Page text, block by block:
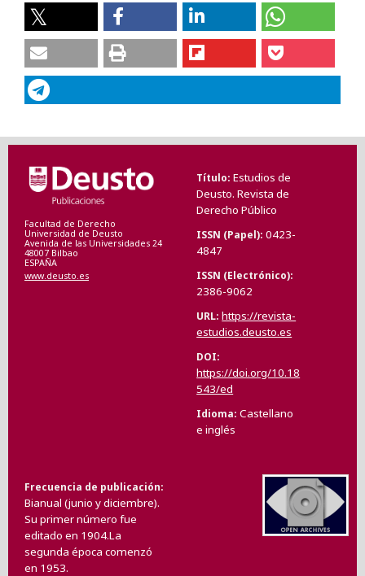
Facultad de Derecho
Universidad de Deusto
Avenida de las Universidades 24
48007 Bilbao
ESPAÑA
www.deusto.es
Título Estudios de
Deusto. Revista de
Derecho Público
ISSN (Papel) 0423-
4847
ISSN (Electrónico)
2386-9062
URL https://revista-
estudios.deusto.es
DOI
https://doi.org/10.18
543/ed
Idioma Castellano
e inglés
Frecuencia de publicación
Bianual (junio y diciembre).
Su primer número fue
editado en 1904.La
segunda época comenzó
en 1953.